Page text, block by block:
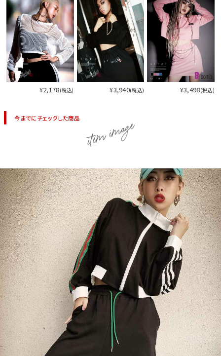
今活
¥2,178(税込) ¥3,940(税込) ¥3,498(税込)
今までにチェックした商品 item image